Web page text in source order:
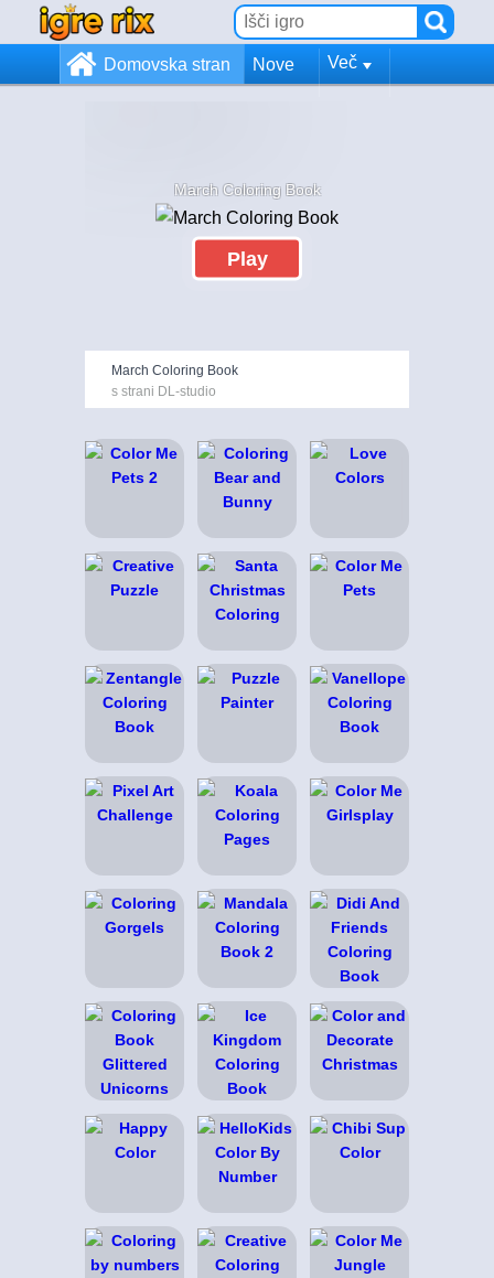
Domovska stran Nove Več
March Coloring Book
Play
March Coloring Book
s strani DL-studio